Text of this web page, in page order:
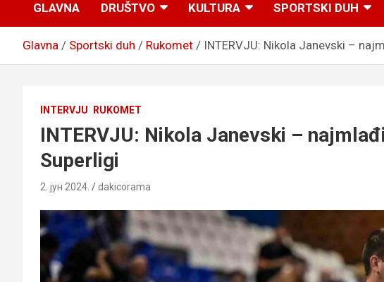
GLAVNA DRUŠTVO KULTURA SPORTSKI DUH
Glavna Sportski duh Rukomet INTERVJU: Nikola Janevski –
INTERVJU RUKOMET
INTERVJU: Nikola Janevski –
Superligi
2. јун 2024. dakicorama